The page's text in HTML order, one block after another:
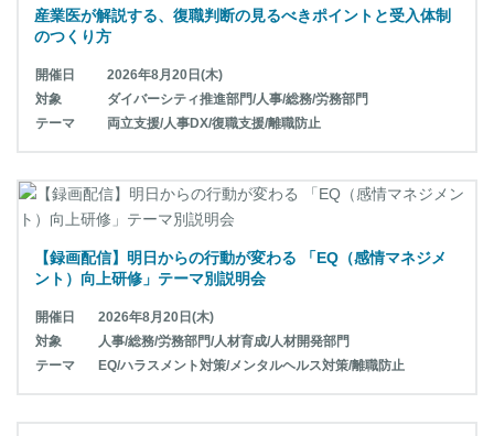
産業医が解説する、復職判断の見るべきポイントと受入体制
のつくり方
開催日
2026年8月20日(木)
対象
ダイバーシティ推進部門/人事/総務/労務部門
テーマ
両立支援/人事DX/復職支援/離職防止
【録画配信】明日からの行動が変わる 「EQ（感情マネジメ
ント）向上研修」テーマ別説明会
開催日
2026年8月20日(木)
対象
人事/総務/労務部門/人材育成/人材開発部門
テーマ
EQ/ハラスメント対策/メンタルヘルス対策/離職防止